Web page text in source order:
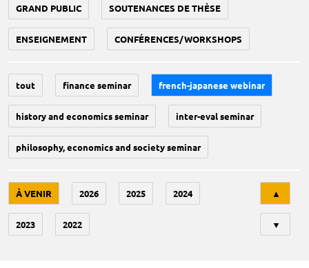
GRAND PUBLIC SOUTENANCES DE THÈSE
ENSEIGNEMENT CONFÉRENCES/WORKSHOPS
tout finance seminar french-japanese webinar
history and economics seminar inter-eval seminar
philosophy, economics and society seminar
À VENIR 2026 2025 2024
2023 2022
▲
▼